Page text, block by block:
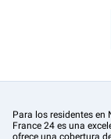
Para los residentes
France 24 es una
ofrece una cobertura